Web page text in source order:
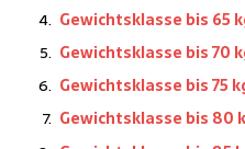
Gewichts­klas­se bis 65
Gewichts­klas­se bis 70
Gewichts­klas­se bis 75
Gewichts­klas­se bis 80